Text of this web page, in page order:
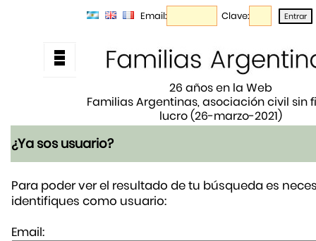
Email: Clave:
26 años en la Web
Familias Argentinas, asociación civil sin
lucro (26-marzo-2021)
¿Ya sos usuario?
Para poder ver el resultado de tu búsqueda es
identifiques como usuario:
Email: